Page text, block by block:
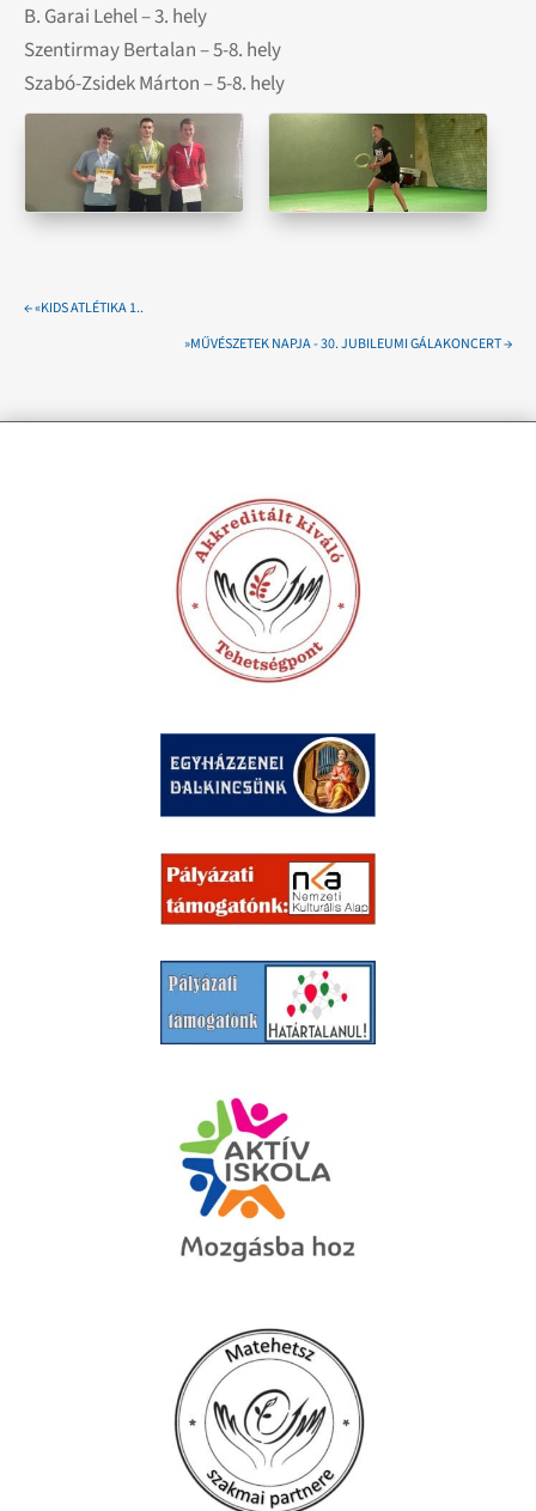
B. Garai Lehel – 3. hely
Szentirmay Bertalan – 5-8. hely
Szabó-Zsidek Márton – 5-8. hely
←«KIDS ATLÉTIKA 1..
»MŰVÉSZETEK NAPJA - 30. JUBILEUMI GÁLAKONCERT→